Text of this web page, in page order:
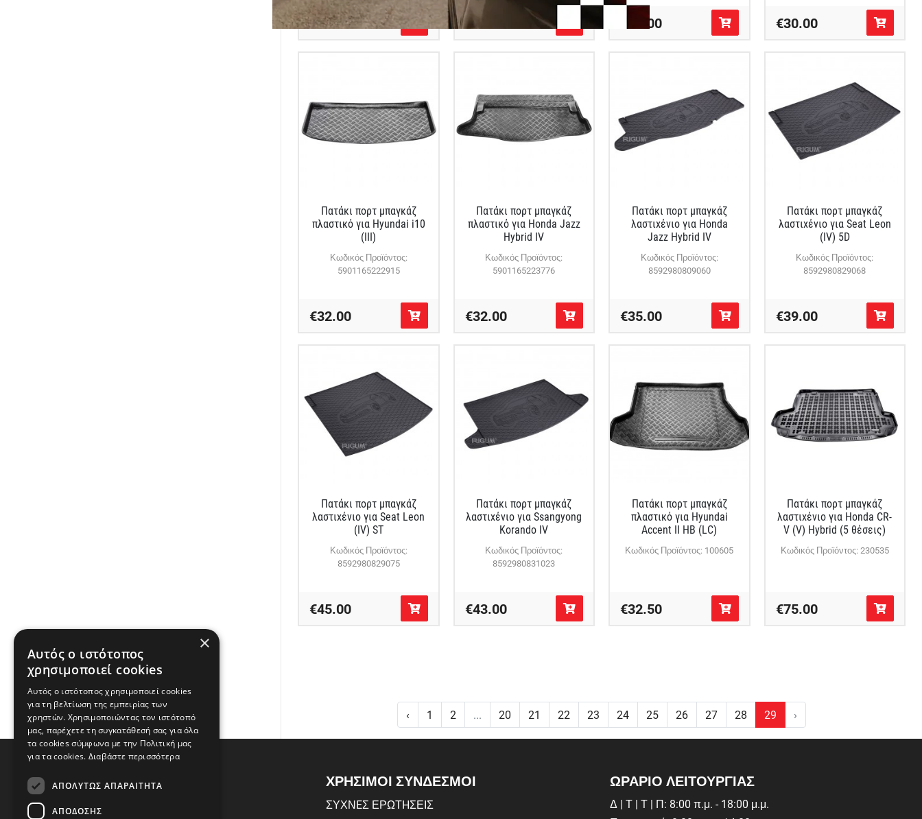
€40.00 €34.50 €32.00 €30.00
Πατάκι πορτ μπαγκάζ
πλαστικό για Hyundai i10
(III)
Κωδικός Προϊόντος:
5901165222915
€32.00
Πατάκι πορτ μπαγκάζ
πλαστικό για Honda Jazz
Hybrid IV
Κωδικός Προϊόντος:
5901165223776
€32.00
Πατάκι πορτ μπαγκάζ
λαστιχένιο για Honda
Jazz Hybrid IV
Κωδικός Προϊόντος:
8592980809060
€35.00
Πατάκι πορτ μπαγκάζ
λαστιχένιο για Seat Leon
(IV) 5D
Κωδικός Προϊόντος:
8592980829068
€39.00
Πατάκι πορτ μπαγκάζ
λαστιχένιο για Seat Leon
(IV) ST
Κωδικός Προϊόντος:
8592980829075
€45.00
Πατάκι πορτ μπαγκάζ
λαστιχένιο για Ssangyong
Korando IV
Κωδικός Προϊόντος:
8592980831023
€43.00
Πατάκι πορτ μπαγκάζ
πλαστικό για Hyundai
Accent II HB (LC)
Κωδικός Προϊόντος: 100605
€32.50
Πατάκι πορτ μπαγκάζ
λαστιχένιο για Honda CR-
V (V) Hybrid (5 θέσεις)
Κωδικός Προϊόντος: 230535
€75.00
‹ 1 2 ... 20 21 22 23 24 25 26 27 28 29 ›
ΧΡΗΣΙΜΟΙ ΣΥΝΔΕΣΜΟΙ
ΣΥΧΝEΣ ΕΡΩΤHΣΕΙΣ
ΩΡΑΡΙΟ ΛΕΙΤΟΥΡΓΙΑΣ
Δ | Τ | Τ | Π: 8:00 π.μ. - 18:00 μ.μ.
×
Αυτός ο ιστότοπος
χρησιμοποιεί cookies
Αυτός ο ιστότοπος χρησιμοποιεί cookies
για τη βελτίωση της εμπειρίας των
χρηστών. Χρησιμοποιώντας τον ιστότοπό
μας, παρέχετε τη συγκατάθεσή σας για όλα
τα cookies σύμφωνα με την Πολιτική μας
για τα cookies. Διαβάστε περισσότερα
ΑΠΟΛΎΤΩΣ ΑΠΑΡΑΊΤΗΤΑ
ΑΠΌΔΟΣΗΣ